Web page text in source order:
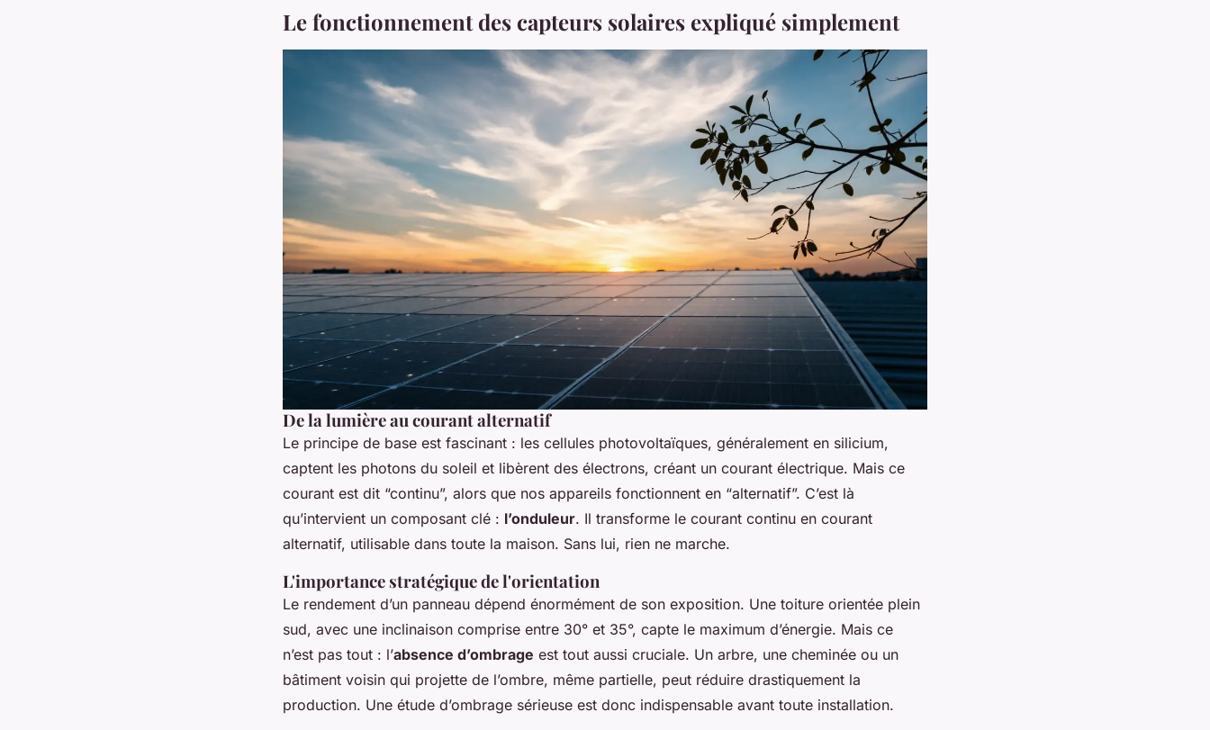
Le fonctionnement des capteurs solaires expliqué simplement
De la lumière au courant alternatif
Le principe de base est fascinant : les cellules photovoltaïques, généralement en silicium,
captent les photons du soleil et libèrent des électrons, créant un courant électrique. Mais ce
courant est dit “continu”, alors que nos appareils fonctionnent en “alternatif”. C’est là
qu’intervient un composant clé : l’onduleur. Il transforme le courant continu en courant
alternatif, utilisable dans toute la maison. Sans lui, rien ne marche.
L'importance stratégique de l'orientation
Le rendement d’un panneau dépend énormément de son exposition. Une toiture orientée plein
sud, avec une inclinaison comprise entre 30° et 35°, capte le maximum d’énergie. Mais ce
n’est pas tout : l’absence d’ombrage est tout aussi cruciale. Un arbre, une cheminée ou un
bâtiment voisin qui projette de l’ombre, même partielle, peut réduire drastiquement la
production. Une étude d’ombrage sérieuse est donc indispensable avant toute installation.